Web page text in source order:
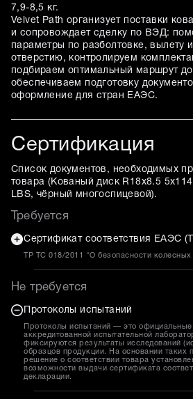
7,9-8,5 кг.
Velvet Path организует поставки
и сопровождает сделку по ВЭД:
параметры по разболтовке, вылету
отверстию, контролируем
подбираем оптимальный маршрут
обеспечиваем подготовку
оформление для стран ЕАЭС.
Сертификация
Список документов, необходимых
товара ( Кованый диск R18x8.5
LBS, чёрный многоспицевой ).
Требуется
Сертификат соответствия ЕАЭС
ТР ТС 018/2011 "О безопасности
Не требуется
Протоколы испытаний
Протоколы испытаний — это
аккредитованной испытательной
фиксируются результаты исследований
образцов продукции. На основании таких
решение о соответствии товара
возможности выдачи сертификата
декларации.